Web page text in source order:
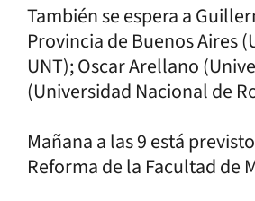
También se espera a
Provincia de Buenos Aires
UNT); Oscar Arellano
(Universidad Nacional de
Mañana a las 9 está
Reforma de la Facultad de